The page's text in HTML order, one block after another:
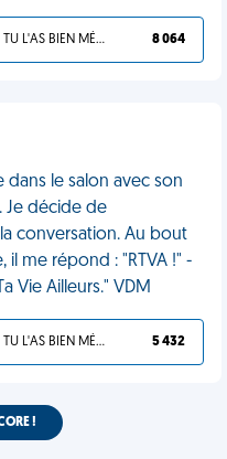
TU L'AS BIEN MÉRITÉ 8 064
le salon avec son
Je décide de
conversation. Au bout
me répond : "RTVA !" -
Vie Ailleurs." VDM
TU L'AS BIEN MÉRITÉ 5 432
!